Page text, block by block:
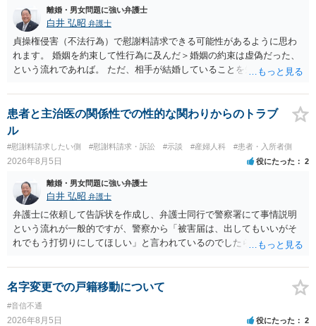
足下を見られてしまいますので、注意する必要があります。 夫が離婚
に抵抗する可能性が高いのであれば、むしろ淡々と調停不成立にして
離婚訴訟で離婚原因を主張し、判決へ持っていく方が近道であること
も少なくありません。見通し等を含め、弁護士へ相談・依頼した方が
よいと思います。
離婚・男女問題に強い弁護士
白井 弘昭 弁護士
貞操権侵害（不法行為）で慰謝料請求できる可能性があるように思わ
れます。 婚姻を約束して性行為に及んだ＞婚姻の約束は虚偽だった、
という流れであれば。 ただ、相手が結婚していることを知って行為に
性も認められそうですので、あまり慰謝料は高額にならないように思
われます。 一度、最寄りの弁護士に相談してみてください。
患者と主治医の関係性での性的な関わりからのトラブ
ル
#慰謝料請求したい側 #慰謝料請求・訴訟 #示談 #産婦人科 #患者・入所者側
2026年8月5日 役にたった 2
離婚・男女問題に強い弁護士
白井 弘昭 弁護士
弁護士に依頼して告訴状を作成し、弁護士同行で警察署にて事情説明
という流れが一般的ですが、警察から「被害届は、出してもいいがそ
れでもう打切りにしてほしい」と言われているのでしたら、あまり結
検察庁に訴えるのもありかもしれないですが、実際に捜査をするの
は、結局所轄だと思われますので、やはり結論は変わらないかもしれ
ないです。 一度、最寄りの「刑事に強い」とうたっている弁護士に相
談してみてはいかがでしょうか。 以上、ご参考まで。
名字変更での戸籍移動について
#音信不通
2026年8月5日 役にたった 2